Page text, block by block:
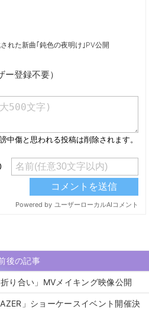
れた新曲｢鈍色の夜明け｣PV公開
登録不要）
後の記事
り合い」MVメイキング映像公開
」ショーケースイベント開催決